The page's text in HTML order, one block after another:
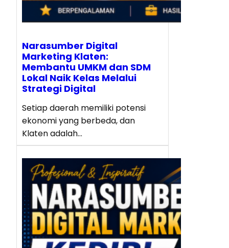
Narasumber Digital
Marketing Klaten:
Membantu UMKM dan SDM
Lokal Naik Kelas Melalui
Strategi Digital
Setiap daerah memiliki potensi
ekonomi yang berbeda, dan
Klaten adalah…